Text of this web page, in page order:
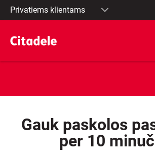
Privatiems
klientams
klientams
bankininkystė
Gauk paskolos
per 10